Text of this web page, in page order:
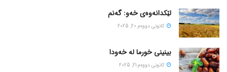
لێکدانەوەی خەو: گەنم
كانونی دووه‌م 20, 2025
بینینی خورما لە خەودا
كانونی دووه‌م 21, 2025